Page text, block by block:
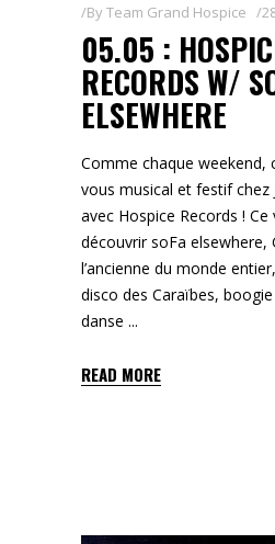
ByTeam Grand Hospice
05.05 :
RECORDS W/
ELSEWHERE
Comme chaque weekend,
vous musical et festif chez
avec Hospice Records !
découvrir soFa elsewhere,
l’ancienne du monde
disco des Caraïbes,
danse
READ MORE